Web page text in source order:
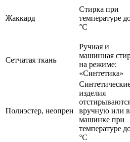
Жаккард
Стирка при
температуре
°C
Сетчатая ткань
Ручная и
машинная
на режиме:
«Синтетика»
Полиэстер, неопрен
изделия
вручную или в
машинке при
температуре
°С